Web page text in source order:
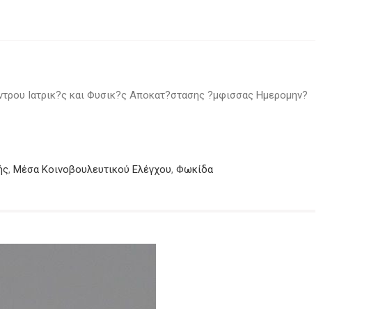
Ιατρικ?ς και Φυσικ?ς Αποκατ?στασης ?μφισσας Ημερομην?
, Μέσα Κοινοβουλευτικού Ελέγχου, Φωκίδα